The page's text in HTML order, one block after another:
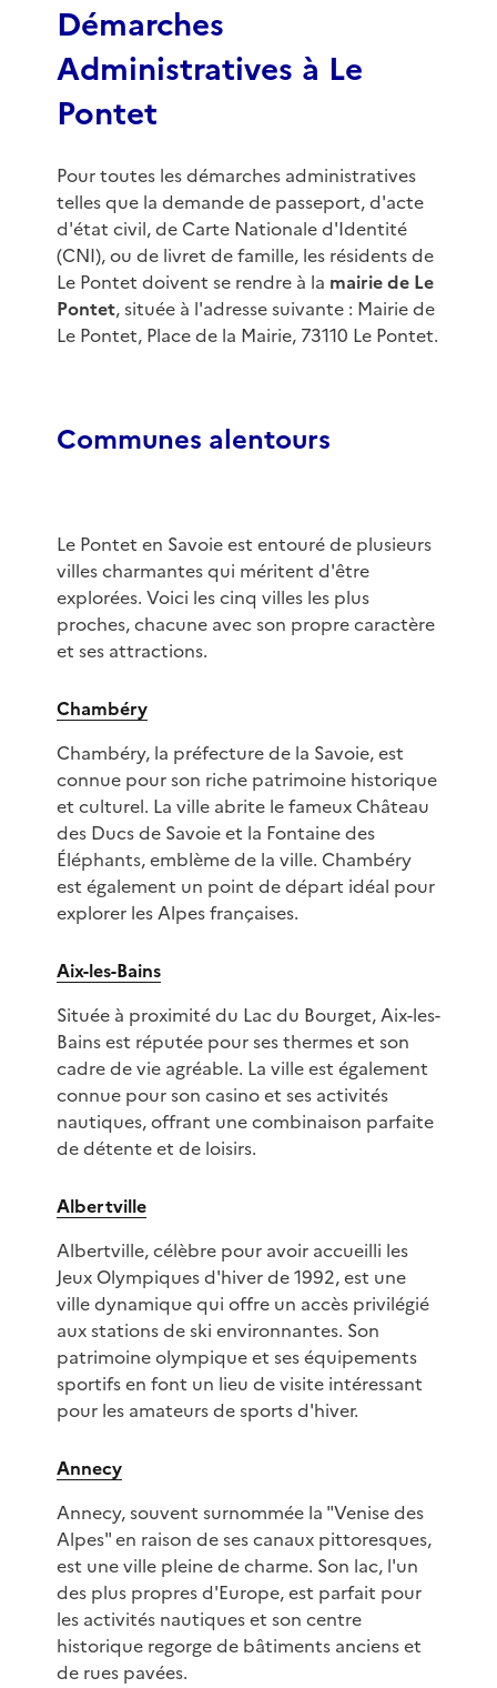
Démarches
Administratives à Le
Pontet
Pour toutes les démarches administratives
telles que la demande de passeport, d'acte
d'état civil, de Carte Nationale d'Identité
(CNI), ou de livret de famille, les résidents de
Le Pontet doivent se rendre à la mairie de Le
Pontet, située à l'adresse suivante : Mairie de
Le Pontet, Place de la Mairie, 73110 Le Pontet.
Communes alentours
Le Pontet en Savoie est entouré de plusieurs
villes charmantes qui méritent d'être
explorées. Voici les cinq villes les plus
proches, chacune avec son propre caractère
et ses attractions.
Chambéry
Chambéry, la préfecture de la Savoie, est
connue pour son riche patrimoine historique
et culturel. La ville abrite le fameux Château
des Ducs de Savoie et la Fontaine des
Éléphants, emblème de la ville. Chambéry
est également un point de départ idéal pour
explorer les Alpes françaises.
Aix-les-Bains
Située à proximité du Lac du Bourget, Aix-les-
Bains est réputée pour ses thermes et son
cadre de vie agréable. La ville est également
connue pour son casino et ses activités
nautiques, offrant une combinaison parfaite
de détente et de loisirs.
Albertville
Albertville, célèbre pour avoir accueilli les
Jeux Olympiques d'hiver de 1992, est une
ville dynamique qui offre un accès privilégié
aux stations de ski environnantes. Son
patrimoine olympique et ses équipements
sportifs en font un lieu de visite intéressant
pour les amateurs de sports d'hiver.
Annecy
Annecy, souvent surnommée la "Venise des
Alpes" en raison de ses canaux pittoresques,
est une ville pleine de charme. Son lac, l'un
des plus propres d'Europe, est parfait pour
les activités nautiques et son centre
historique regorge de bâtiments anciens et
de rues pavées.